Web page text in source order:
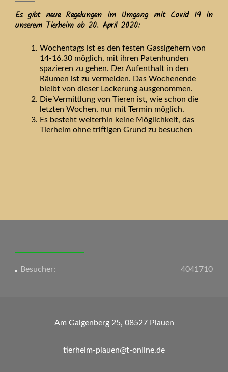
Es gibt neue Regelungen im Umgang mit Covid 19 in
unserem Tierheim ab 20. April 2020:
Wochentags ist es den festen Gassigehern von
14-16.30 möglich, mit ihren Patenhunden
spazieren zu gehen. Der Aufenthalt in den
Räumen ist zu vermeiden. Das Wochenende
bleibt von dieser Lockerung ausgenommen.
Die Vermittlung von Tieren ist, wie schon die
letzten Wochen, nur mit Termin möglich.
Es besteht weiterhin keine Möglichkeit, das
Tierheim ohne triftigen Grund zu besuchen
Navigation
4041710
Besucher:
Am Galgenberg 25, 08527 Plauen
tierheim-plauen@t-online.de